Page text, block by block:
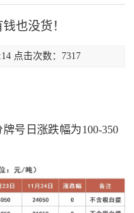
也没货！
点击次数：7317
号日涨跌幅为100-350